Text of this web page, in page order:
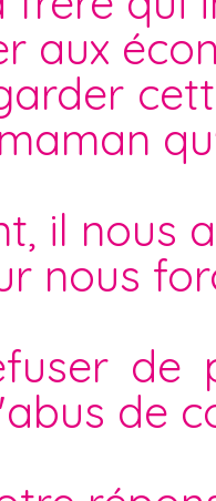
aux
il nous
nous
de